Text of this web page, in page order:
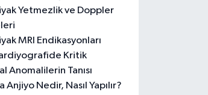
Yetmezlik ve Doppler
MRI Endikasyonları
Kritik
Anomalilerin Tanısı
Nedir, Nasıl Yapılır?